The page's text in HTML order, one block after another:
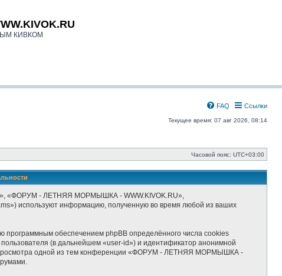
КИВКОМ
Ссылки
FAQ
Текущее время: 07 авг 2026, 08:14
Часовой пояс: UTC+03:00
«ФОРУМ - ЛЕТНЯЯ МОРМЫШКА - WWW.KIVOK.RU»,
используют информацию, полученную во время любой из ваших
обеспечением phpBB определённого числа cookies
(в дальнейшем «user-id») и идентификатор анонимной
просмотра одной из тем конференции «ФОРУМ - ЛЕТНЯЯ МОРМЫШКА -